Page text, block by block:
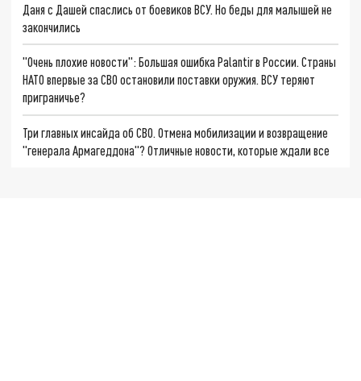
Даня с Дашей спаслись от боевиков ВСУ. Но беды для малышей не
закончились
"Очень плохие новости": Большая ошибка Palantir в России. Страны
НАТО впервые за СВО остановили поставки оружия. ВСУ теряют
приграничье?
Три главных инсайда об СВО. Отмена мобилизации и возвращение
"генерала Армагеддона"? Отличные новости, которые ждали все